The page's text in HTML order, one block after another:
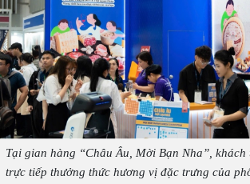
Tại gian hàng “Châu Âu, Mời Bạn Nha”,
trực tiếp thưởng thức hương vị đặc trưng của